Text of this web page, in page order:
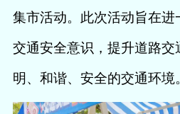
集市活动。此次活动旨在进
交通安全意识，提升道路交
明、和谐、安全的交通环境